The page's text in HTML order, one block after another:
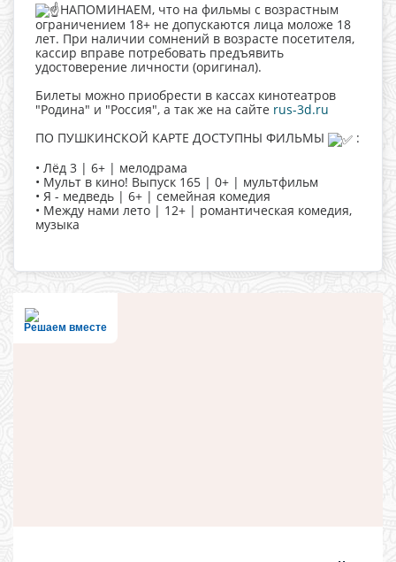
НАПОМИНАЕМ, что на фильмы с возрастным
ограничением 18+ не допускаются лица моложе 18
лет. При наличии сомнений в возрасте посетителя,
кассир вправе потребовать предъявить
удостоверение личности (оригинал).
Билеты можно приобрести в кассах кинотеатров
"Родина" и "Россия", а так же на сайте rus-3d.ru
ПО ПУШКИНСКОЙ КАРТЕ ДОСТУПНЫ ФИЛЬМЫ
:
• Лёд 3 | 6+ | мелодрама
• Мульт в кино! Выпуск 165 | 0+ | мультфильм
• Я - медведь | 6+ | семейная комедия
• Между нами лето | 12+ | романтическая комедия,
музыка
Решаем вместе